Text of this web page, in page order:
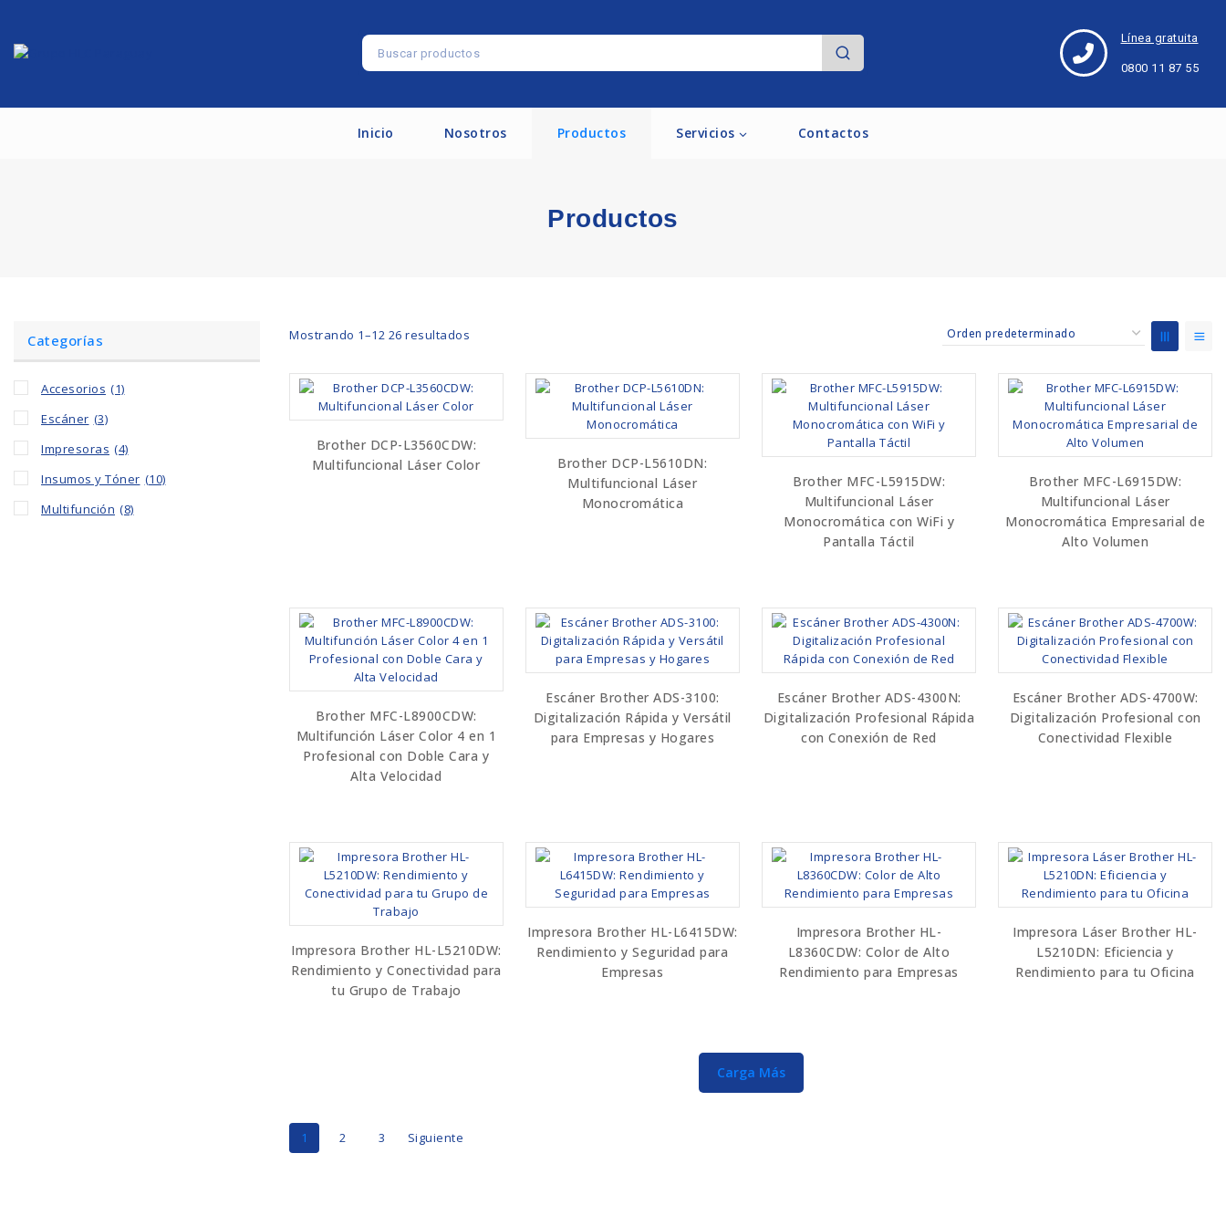
Línea gratuita
0800 11 87 55
Inicio Nosotros Productos Servicios Contactos
Productos
Mostrando 1–12 26 resultados
Brother DCP-L3560CDW:
Multifuncional Láser Color
Brother DCP-L5610DN:
Multifuncional Láser
Monocromática
Brother MFC-L5915DW:
Multifuncional Láser
Monocromática con WiFi y
Pantalla Táctil
Brother MFC-L6915DW:
Multifuncional Láser
Monocromática Empresarial de
Alto Volumen
Brother MFC-L8900CDW:
Multifunción Láser Color 4 en 1
Profesional con Doble Cara y
Alta Velocidad
Escáner Brother ADS-3100:
Digitalización Rápida y Versátil
para Empresas y Hogares
Escáner Brother ADS-4300N:
Digitalización Profesional Rápida
con Conexión de Red
Escáner Brother ADS-4700W:
Digitalización Profesional con
Conectividad Flexible
Impresora Brother HL-L5210DW:
Rendimiento y Conectividad para
tu Grupo de Trabajo
Impresora Brother HL-L6415DW:
Rendimiento y Seguridad para
Empresas
Impresora Brother HL-
L8360CDW: Color de Alto
Rendimiento para Empresas
Impresora Láser Brother HL-
L5210DN: Eficiencia y
Rendimiento para tu Oficina
Carga Más
1 2 3 Siguiente
Categorías
Accesorios (1)
Escáner (3)
Impresoras (4)
Insumos y Tóner (10)
Multifunción (8)